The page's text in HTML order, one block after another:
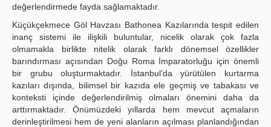
değerlendirmede fayda sağlamaktadır.
Küçükçekmece Göl Havzası Bathonea Kazılarında tespit edilen
inanç sistemi ile ilişkili buluntular, nicelik olarak çok fazla
olmamakla birlikte nitelik olarak farklı dönemsel özellikler
barındırması açısından Doğu Roma İmparatorluğu için önemli
bir grubu oluşturmaktadır. İstanbul’da yürütülen kurtarma
kazıları dışında, bilimsel bir kazıda ele geçmiş ve tabakası ve
konteksti içinde değerlendirilmiş olmaları önemini daha da
arttırmaktadır. Önümüzdeki yıllarda hem mevcut açmaların
derinleştirilmesi hem de yeni alanların açılması planlandığından